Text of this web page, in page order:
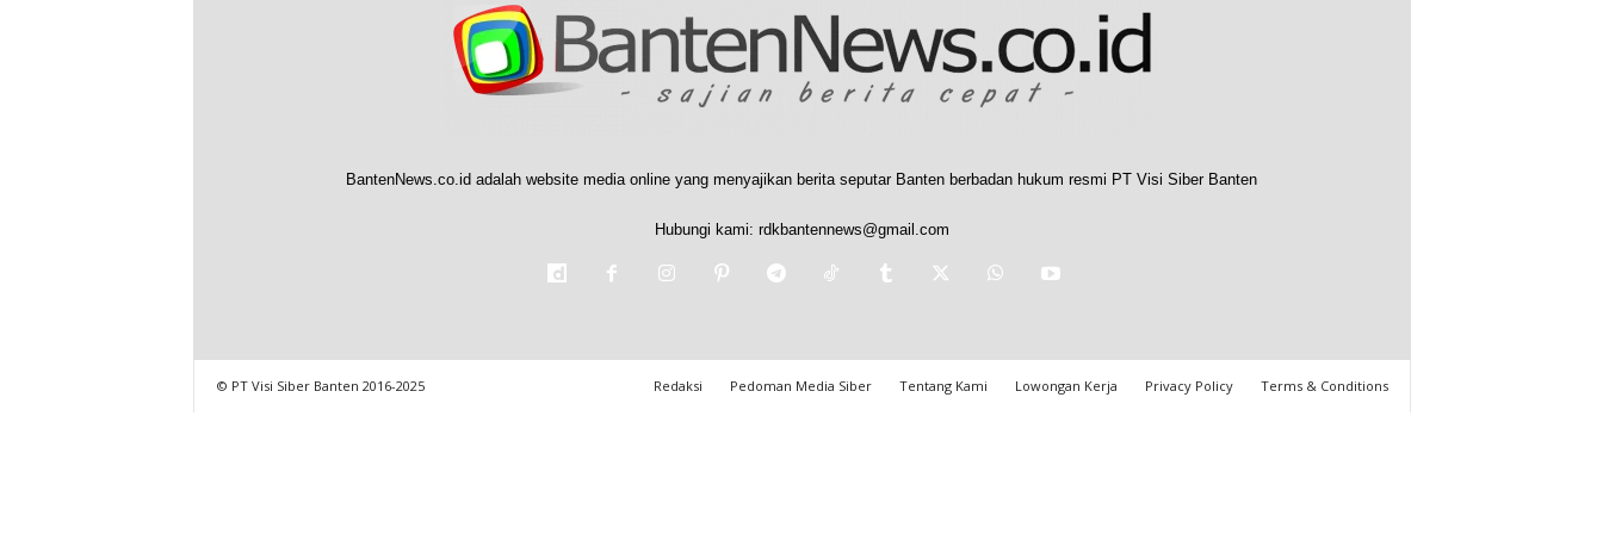
BantenNews.co.id adalah website media online yang menyajikan berita seputar Banten berbadan hukum resmi PT Visi Siber Banten
Hubungi kami: rdkbantennews@gmail.com
Redaksi Pedoman Media Siber Tentang Kami Lowongan Kerja Privacy Policy Terms & Conditions
© PT Visi Siber Banten 2016-2025